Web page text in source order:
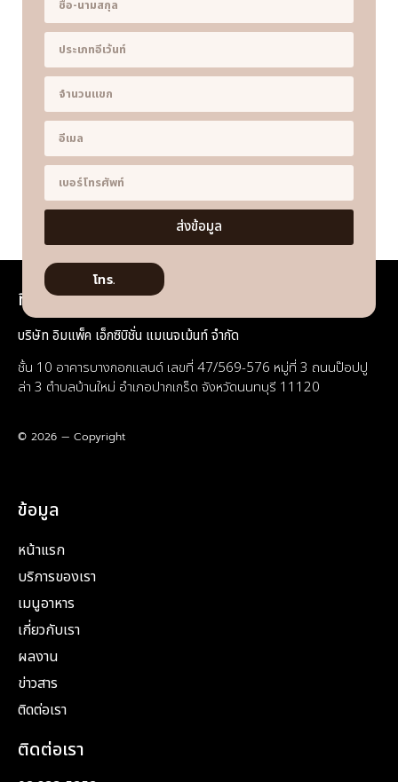
ส่งข้อมูล
โทร.
ที่อยู่
บริษัท อิมแพ็ค เอ็กซิบิชั่น แมเนจเม้นท์ จำกัด
ชั้น 10 อาคารบางกอกแลนด์ เลขที่ 47/569-576 หมู่ที่ 3 ถนนป๊อปปู
ล่า 3 ตำบลบ้านใหม่ อำเภอปากเกร็ด จังหวัดนนทบุรี 11120
© 2026 — Copyright
ข้อมูล
หน้าแรก
บริการของเรา
เมนูอาหาร
เกี่ยวกับเรา
ผลงาน
ข่าวสาร
ติดต่อเรา
ติดต่อเรา